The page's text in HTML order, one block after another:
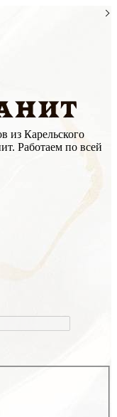
из Карельского
Работаем по всей